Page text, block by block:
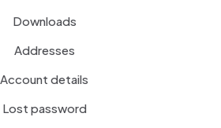
Downloads
Addresses
Account details
Lost password